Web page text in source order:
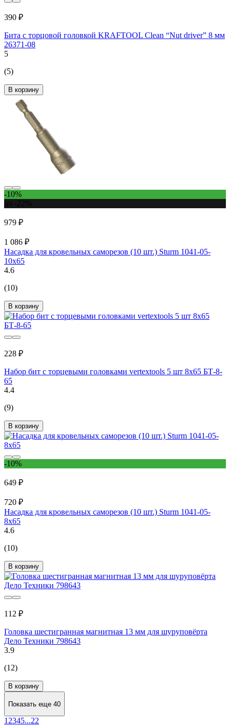
390 ₽
Бита с торцовой головкой KRAFTOOL Clean “Nut driver” 8 мм
26371-08
5
(5)
В корзину
-10%
979 ₽
1 086 ₽
Насадка для кровельных саморезов (10 шт.) Sturm 1041-05-
10x65
4.6
(10)
В корзину
228 ₽
Набор бит с торцевыми головками vertextools 5 шт 8x65 БТ-8-
65
4.4
(9)
В корзину
-10%
649 ₽
720 ₽
Насадка для кровельных саморезов (10 шт.) Sturm 1041-05-
8x65
4.6
(10)
В корзину
112 ₽
Головка шестигранная магнитная 13 мм для шуруповёрта
Дело Техники 798643
3.9
(12)
В корзину
Показать еще 40
1 2345...22